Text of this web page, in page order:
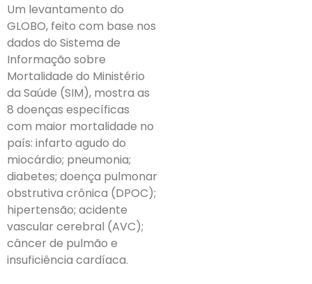
Um levantamento do
GLOBO, feito com base nos
dados do Sistema de
Informação sobre
Mortalidade do Ministério
da Saúde (SIM), mostra as
8 doenças específicas
com maior mortalidade no
país: infarto agudo do
miocárdio; pneumonia;
diabetes; doença pulmonar
obstrutiva crônica (DPOC);
hipertensão; acidente
vascular cerebral (AVC);
câncer de pulmão e
insuficiência cardíaca.